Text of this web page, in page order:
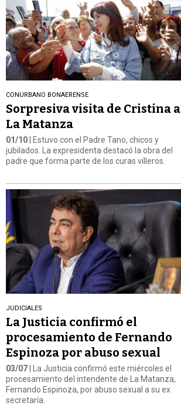
CONURBANO BONAERENSE
Sorpresiva visita de Cristina a
La Matanza
01/10 | Estuvo con el Padre Tano, chicos y
jubilados. La expresidenta destacó la obra del
padre que forma parte de los curas villeros.
JUDICIALES
La Justicia confirmó el
procesamiento de Fernando
Espinoza por abuso sexual
03/07 | La Justicia confirmó este miércoles el
procesamiento del intendente de La Matanza,
Fernando Espinoza, por abuso sexual a su ex
secretaría.